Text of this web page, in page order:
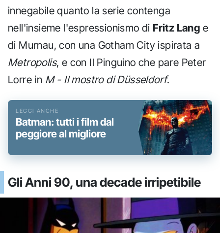
innegabile quanto la serie contenga
nell'insieme l'espressionismo di Fritz Lang e
di Murnau, con una Gotham City ispirata a
Metropolis, e con Il Pinguino che pare Peter
Lorre in M - Il mostro di Düsseldorf.
Batman: tutti i film dal
peggiore al migliore
Gli Anni 90, una decade irripetibile